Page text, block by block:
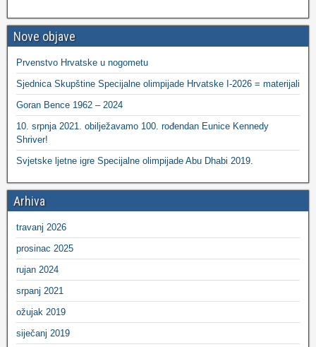
Nove objave
Prvenstvo Hrvatske u nogometu
Sjednica Skupštine Specijalne olimpijade Hrvatske I-2026 = materijali
Goran Bence 1962 – 2024
10. srpnja 2021. obilježavamo 100. rođendan Eunice Kennedy
Shriver!
Svjetske ljetne igre Specijalne olimpijade Abu Dhabi 2019.
Arhiva
travanj 2026
prosinac 2025
rujan 2024
srpanj 2021
ožujak 2019
siječanj 2019